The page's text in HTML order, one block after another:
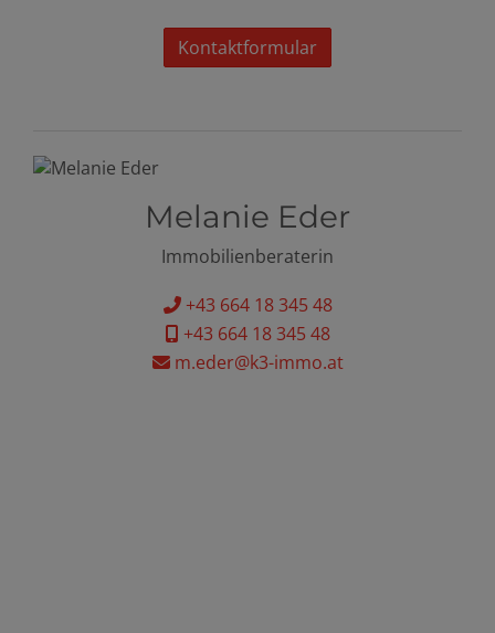
Kontaktformular
Melanie Eder
Immobilienberaterin
+43 664 18 345 48
+43 664 18 345 48
m.eder@k3-immo.at